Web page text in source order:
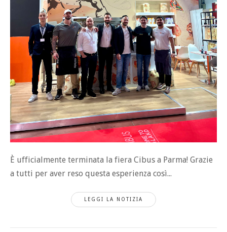
È ufficialmente terminata la fiera Cibus a Parma! Grazie
a tutti per aver reso questa esperienza così...
LEGGI LA NOTIZIA